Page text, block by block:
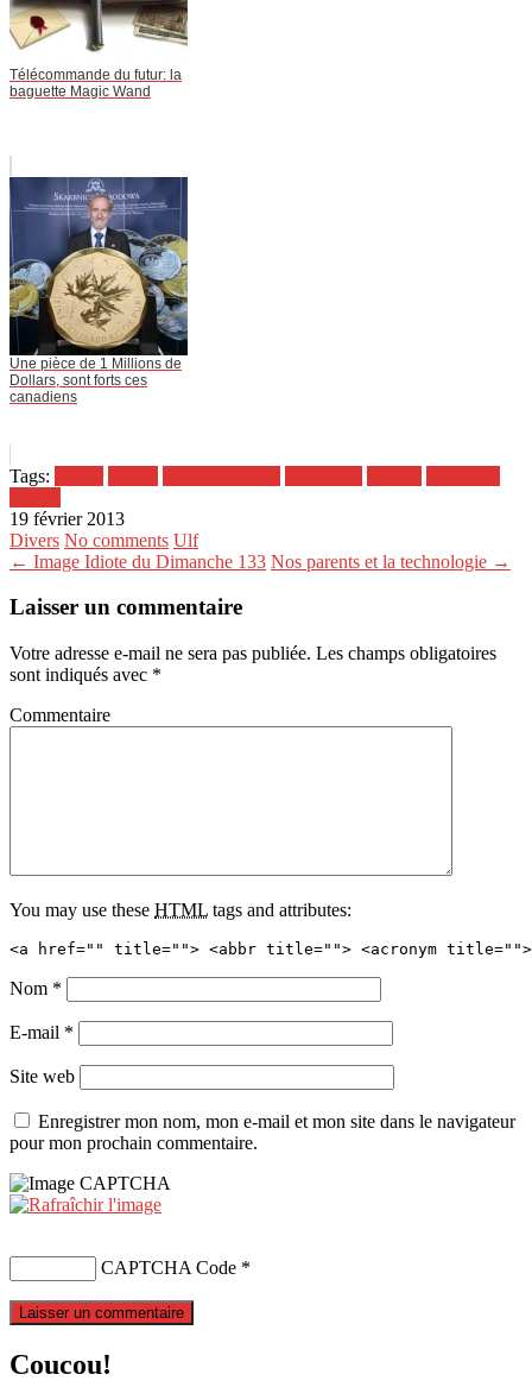
Télécommande du futur: la
baguette Magic Wand
Une pièce de 1 Millions de
Dollars, sont forts ces
canadiens
Tags:
19 février 2013
Divers No comments Ulf
← Image Idiote du Dimanche 133 Nos parents et la technologie →
Laisser un commentaire
Votre adresse e-mail ne sera pas publiée. Les champs obligatoires
sont indiqués avec *
Commentaire
You may use these HTML tags and attributes:
<a href="" title=""> <abbr title=""> <acronym title="">
Nom *
E-mail *
Site web
Enregistrer mon nom, mon e-mail et mon site dans le navigateur
pour mon prochain commentaire.
CAPTCHA Code *
Coucou!